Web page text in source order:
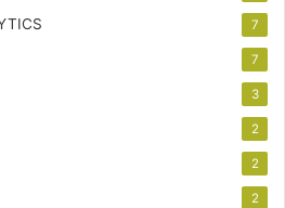
7
7
3
2
2
2